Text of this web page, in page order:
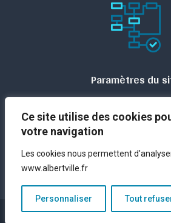
Ce site utilise des cookies
votre navigation
Les cookies nous permettent
www.albertville.fr
Personnaliser Tout
Paramètres du
Contact
Réalisation – © ANTIDOTS